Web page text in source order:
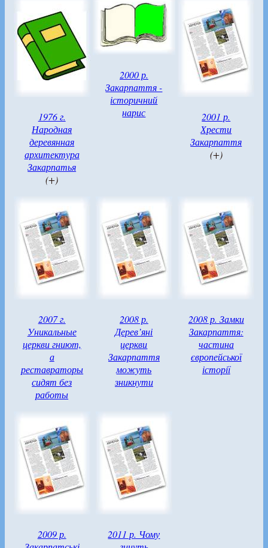
1976 г.
Народная
деревянная
архитектура
Закарпатья
(+)
2000 р.
Закарпаття -
історичний
нарис
2001 р.
Хрести
Закарпаття
(+)
2007 г.
Уникальные
церкви гниют,
а
реставраторы
сидят без
работы
2008 р.
Дерев’яні
церкви
Закарпаття
можуть
зникнути
2008 р. Замки
Закарпаття:
частина
європейської
історії
2009 р.
2011 р. Чому